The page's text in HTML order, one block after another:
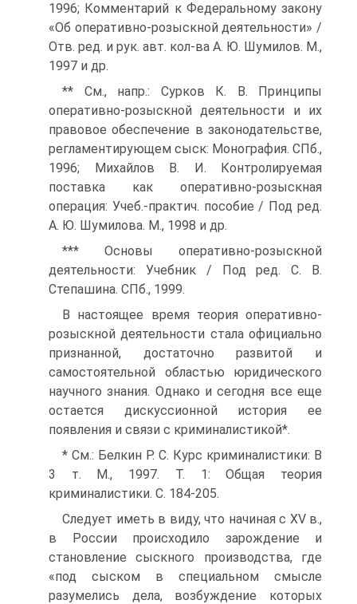
1996; Комментарий к Федеральному закону
«Об оперативно-розыскной деятельности» /
Отв. ред. и рук. авт. кол-ва А. Ю. Шумилов. М.,
1997 и др.
** См., напр.: Сурков К. В. Принципы
оперативно-розыскной деятельности и их
правовое обеспечение в законодательстве,
регламентирующем сыск: Монография. СПб.,
1996; Михайлов В. И. Контролируемая
поставка как оперативно-розыскная
операция: Учеб.-практич. пособие / Под ред.
А. Ю. Шумилова. М., 1998 и др.
*** Основы оперативно-розыскной
деятельности: Учебник / Под ред. С. В.
Степашина. СПб., 1999.
В настоящее время теория оперативно-
розыскной деятельности стала официально
признанной, достаточно развитой и
самостоятельной областью юридического
научного знания. Однако и сегодня все еще
остается дискуссионной история ее
появления и связи с криминалистикой*.
* См.: Белкин Р. С. Курс криминалистики: В
3 т. М., 1997. Т. 1: Общая теория
криминалистики. С. 184-205.
Следует иметь в виду, что начиная с XV в.,
в России происходило зарождение и
становление сыскного производства, где
«под сыском в специальном смысле
разумелись дела, возбуждение которых